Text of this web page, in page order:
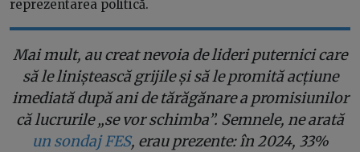
reprezentarea politică.
Mai mult, au creat nevoia de lideri puternici care
să le liniștească grijile și să le promită acțiune
imediată după ani de tărăgănare a promisiunilor
că lucrurile „se vor schimba”. Semnele, ne arată
un sondaj FES, erau prezente: în 2024, 33%